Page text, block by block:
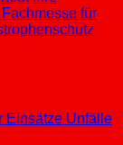
für
Einsätze Unfälle